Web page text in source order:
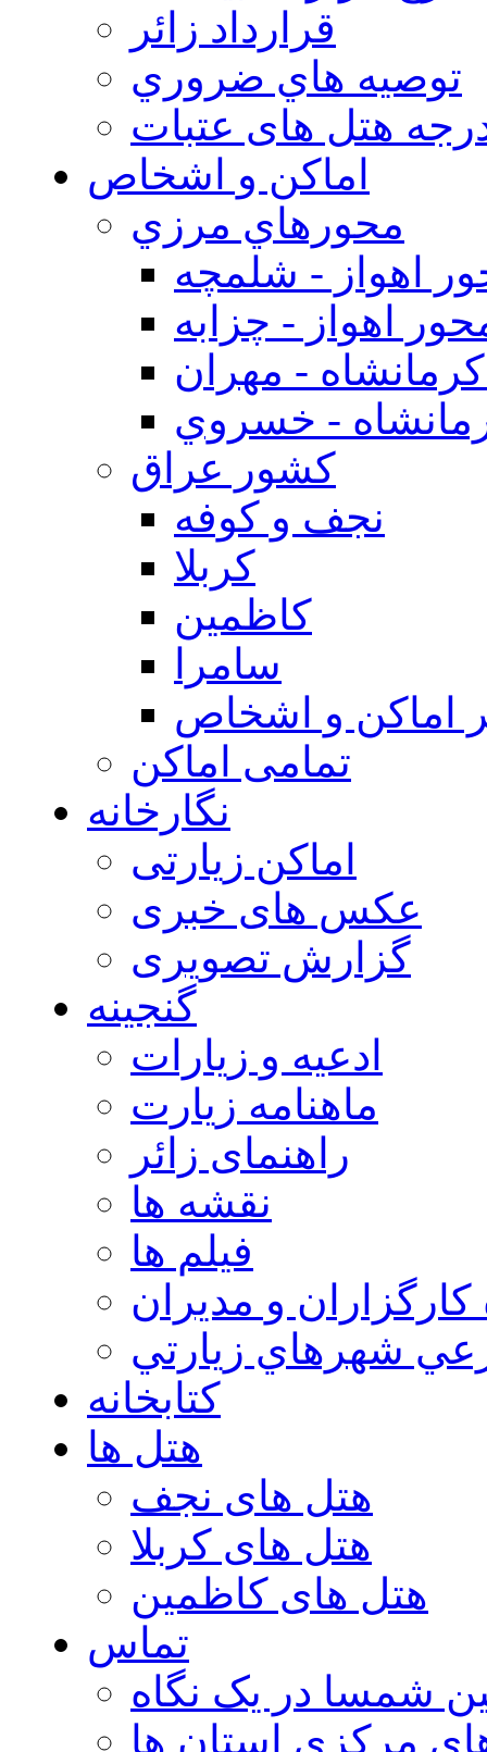
قرارداد زائر
توصيه هاي ضروري
هتل های عتبات
اماکن و اشخاص
محورهاي مرزي
اهواز - شلمچه
اهواز - چزابه
- مهران
- خسروي
كشور عراق
نجف و كوفه
كربلا
كاظمين
سامرا
اماكن و اشخاص
تمامی اماکن
نگارخانه
اماکن زیارتی
عکس های خبری
گزارش تصویری
گنجینه
ادعیه و زیارات
ماهنامه زیارت
راهنمای زائر
نقشه ها
فیلم ها
كارگزاران و مديران
شهرهاي زيارتي
کتابخانه
هتل ها
هتل های نجف
هتل های کربلا
هتل های کاظمین
تماس
شمسا در یک نگاه
مرکزی استان ها